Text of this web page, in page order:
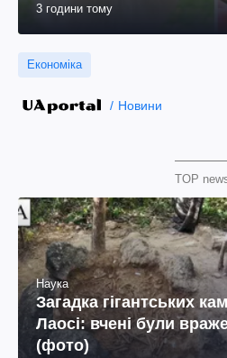
3 години тому
Економіка
Новини
TOP
Наука
Загадка гігантських
Лаосі: вчені були
(фото)